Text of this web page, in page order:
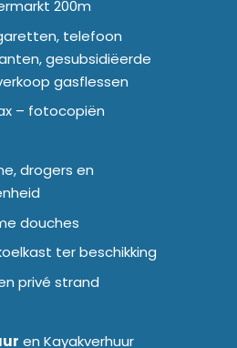
200m
telefoon
gesubsidiëerde
gasflessen
– fotocopiën
drogers en
douches
ter beschikking
privé strand
en Kayakverhuur